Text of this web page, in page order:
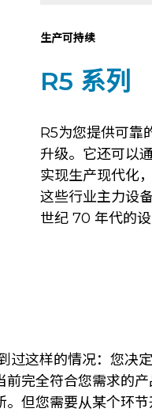
生产可持续
R5 系列
R5为您提供可靠
升级。它还可以
实现生产现代化
这些行业主力设
世纪 70 年代的
过这样的情况：您决
前完全符合您需求的
。但您需要从某个环